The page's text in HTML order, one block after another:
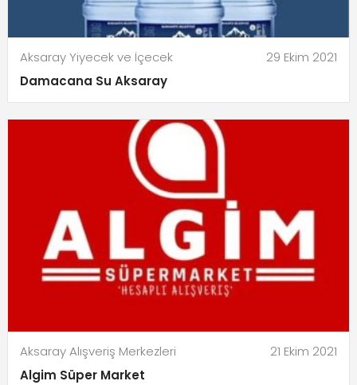
Aksaray Yiyecek ve İçecek
29 Ekim 2021
Damacana Su Aksaray
Aksaray Alışveriş Merkezleri
21 Ekim 2021
Algim Süper Market